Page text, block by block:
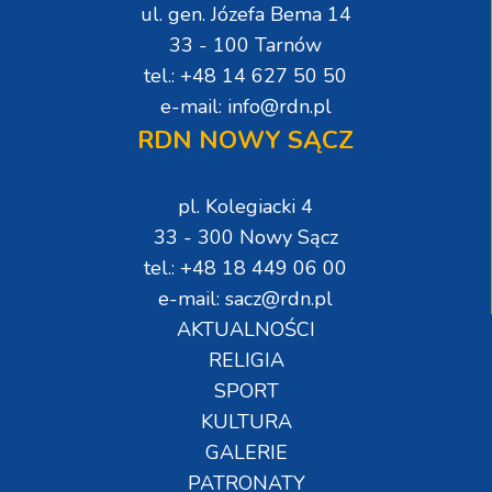
ul. gen. Józefa Bema 14
33 - 100 Tarnów
tel.: +48 14 627 50 50
e-mail: info@rdn.pl
RDN NOWY SĄCZ
pl. Kolegiacki 4
33 - 300 Nowy Sącz
tel.: +48 18 449 06 00
e-mail: sacz@rdn.pl
AKTUALNOŚCI
RELIGIA
SPORT
KULTURA
GALERIE
PATRONATY